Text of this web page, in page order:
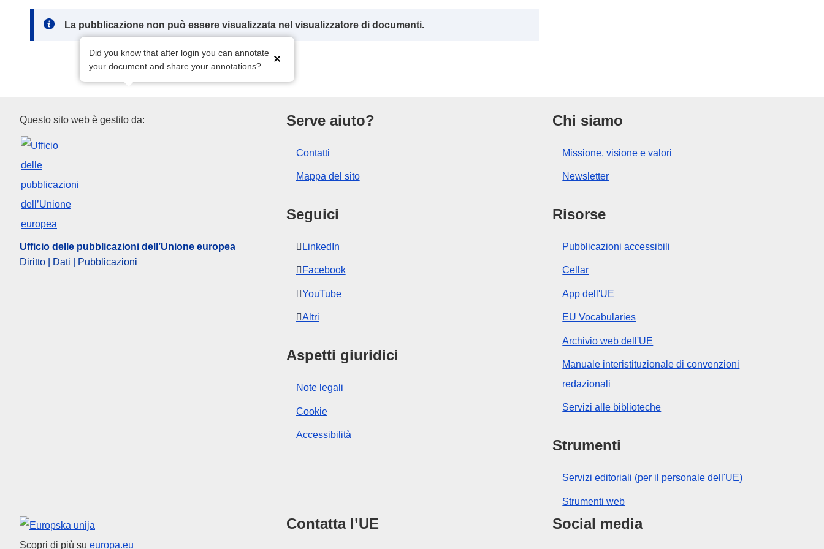
Note:
La pubblicazione non può essere visualizzata nel visualizzatore di documenti.
Did you know that after login you can annotate
your document and share your annotations?
Ufficio delle pubblicazioni dell’Unione europea
Questo sito web è gestito da:
Ufficio delle pubblicazioni dell’Unione europea
Diritto | Dati | Pubblicazioni
Serve aiuto?
Contatti
Mappa del sito
Seguici
LinkedIn
Facebook
YouTube
Altri
Aspetti giuridici
Note legali
Cookie
Accessibilità
Chi siamo
Missione, visione e valori
Newsletter
Risorse
Pubblicazioni accessibili
Cellar
App dell'UE
EU Vocabularies
Archivio web dell'UE
Manuale interistituzionale di convenzioni
redazionali
Servizi alle biblioteche
Strumenti
Servizi editoriali (per il personale dell'UE)
Strumenti web
Unione europea
Scopri di più su europa.eu
Contatta l’UE Social media